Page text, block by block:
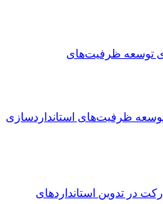
ظرفیت‌های استانداردسازی